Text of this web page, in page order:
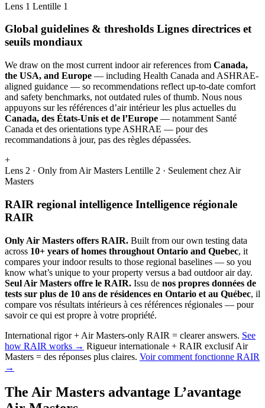
Lens 1 Lentille 1
Global guidelines & thresholds Lignes directrices et
seuils mondiaux
We draw on the most current indoor air references from Canada,
the USA, and Europe — including Health Canada and ASHRAE-
aligned guidance — so recommendations reflect up-to-date comfort
and safety benchmarks, not outdated rules of thumb. Nous nous
appuyons sur les références d’air intérieur les plus actuelles du
Canada, des États-Unis et de l’Europe — notamment Santé
Canada et des orientations type ASHRAE — pour des
recommandations à jour, pas des règles dépassées.
+
Lens 2 · Only from Air Masters Lentille 2 · Seulement chez Air
Masters
RAIR regional intelligence Intelligence régionale
RAIR
Only Air Masters offers RAIR. Built from our own testing data
across 10+ years of homes throughout Ontario and Quebec, it
compares your indoor results to those regional baselines — so you
know what’s unique to your property versus a bad outdoor air day.
Seul Air Masters offre le RAIR. Issu de nos propres données de
tests sur plus de 10 ans de résidences en Ontario et au Québec, il
compare vos résultats intérieurs à ces références régionales — pour
savoir ce qui est propre à votre propriété.
International rigor + Air Masters-only RAIR = clearer answers. See
how RAIR works → Rigueur internationale + RAIR exclusif Air
Masters = des réponses plus claires. Voir comment fonctionne RAIR
→
The Air Masters advantage L’avantage